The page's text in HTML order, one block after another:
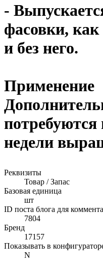
-
фасовки,
и без него.
Применение
потребуются
недели
Реквизиты
Товар / Запас
Базовая единица
шт
ID поста блога для
7804
Бренд
17157
Показывать в
N